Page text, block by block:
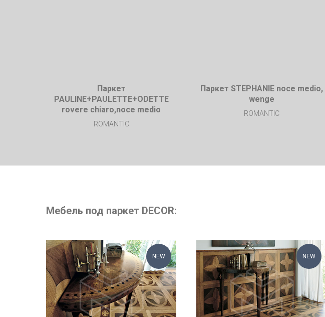
Паркет
PAULINE+PAULETTE+ODETTE
rovere chiaro,noce medio
ROMANTIC
Паркет STEPHANIE noce medio,
wenge
ROMANTIC
Мебель под паркет DECOR:
NEW NEW